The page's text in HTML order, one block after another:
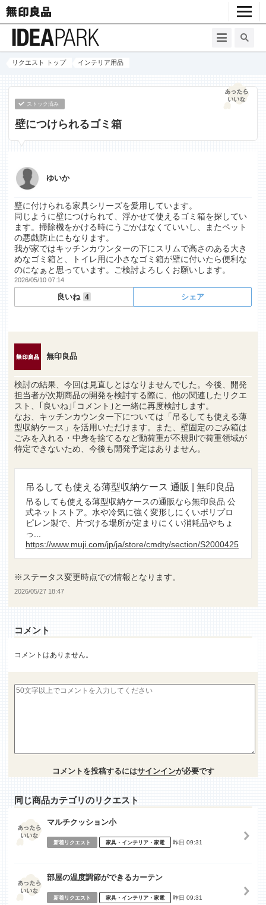
リクエスト トップ インテリア用品
ストック済み
壁につけられるゴミ箱
ゆいか
壁に付けられる家具シリーズを愛用しています。
同じように壁につけられて、浮かせて使えるゴミ箱を探してい
ます。掃除機をかける時にうごかはなくていいし、またペット
の悪戯防止にもなります。
我が家ではキッチンカウンターの下にスリムで高さのある大き
めなゴミ箱と、トイレ用に小さなゴミ箱が壁に付いたら便利な
のになぁと思っています。ご検討よろしくお願いします。
2026/05/10 07:14
良いね 4 シェア
無印良品
検討の結果、今回は見直しとはなりませんでした。今後、開発
担当者が次期商品の開発を検討する際に、他の関連したリクエ
スト、｢良いね｣｢コメント｣と一緒に再度検討します。
なお、キッチンカウンター下については「吊るしても使える薄
型収納ケース」を活用いただけます。また、壁固定のごみ箱は
ごみを入れる・中身を捨てるなど動荷重が不規則で荷重領域が
特定できないため、今後も開発予定はありません。
吊るしても使える薄型収納ケース 通販 | 無印良品
吊るしても使える薄型収納ケースの通販なら無印良品 公
式ネットストア。水や冷気に強く変形しにくいポリプロ
ピレン製で、片づける場所が定まりにくい消耗品やちょ
っ...
https://www.muji.com/jp/ja/store/cmdty/section/S2000425
※ステータス変更時点での情報となります。
2026/05/27 18:47
コメント
コメントはありません。
コメントを投稿するにはサインインが必要です
同じ商品カテゴリのリクエスト
マルチクッション小
新着リクエスト 家具・インテリア・家電 昨日 09:31
部屋の温度調節ができるカーテン
新着リクエスト 家具・インテリア・家電 昨日 09:31